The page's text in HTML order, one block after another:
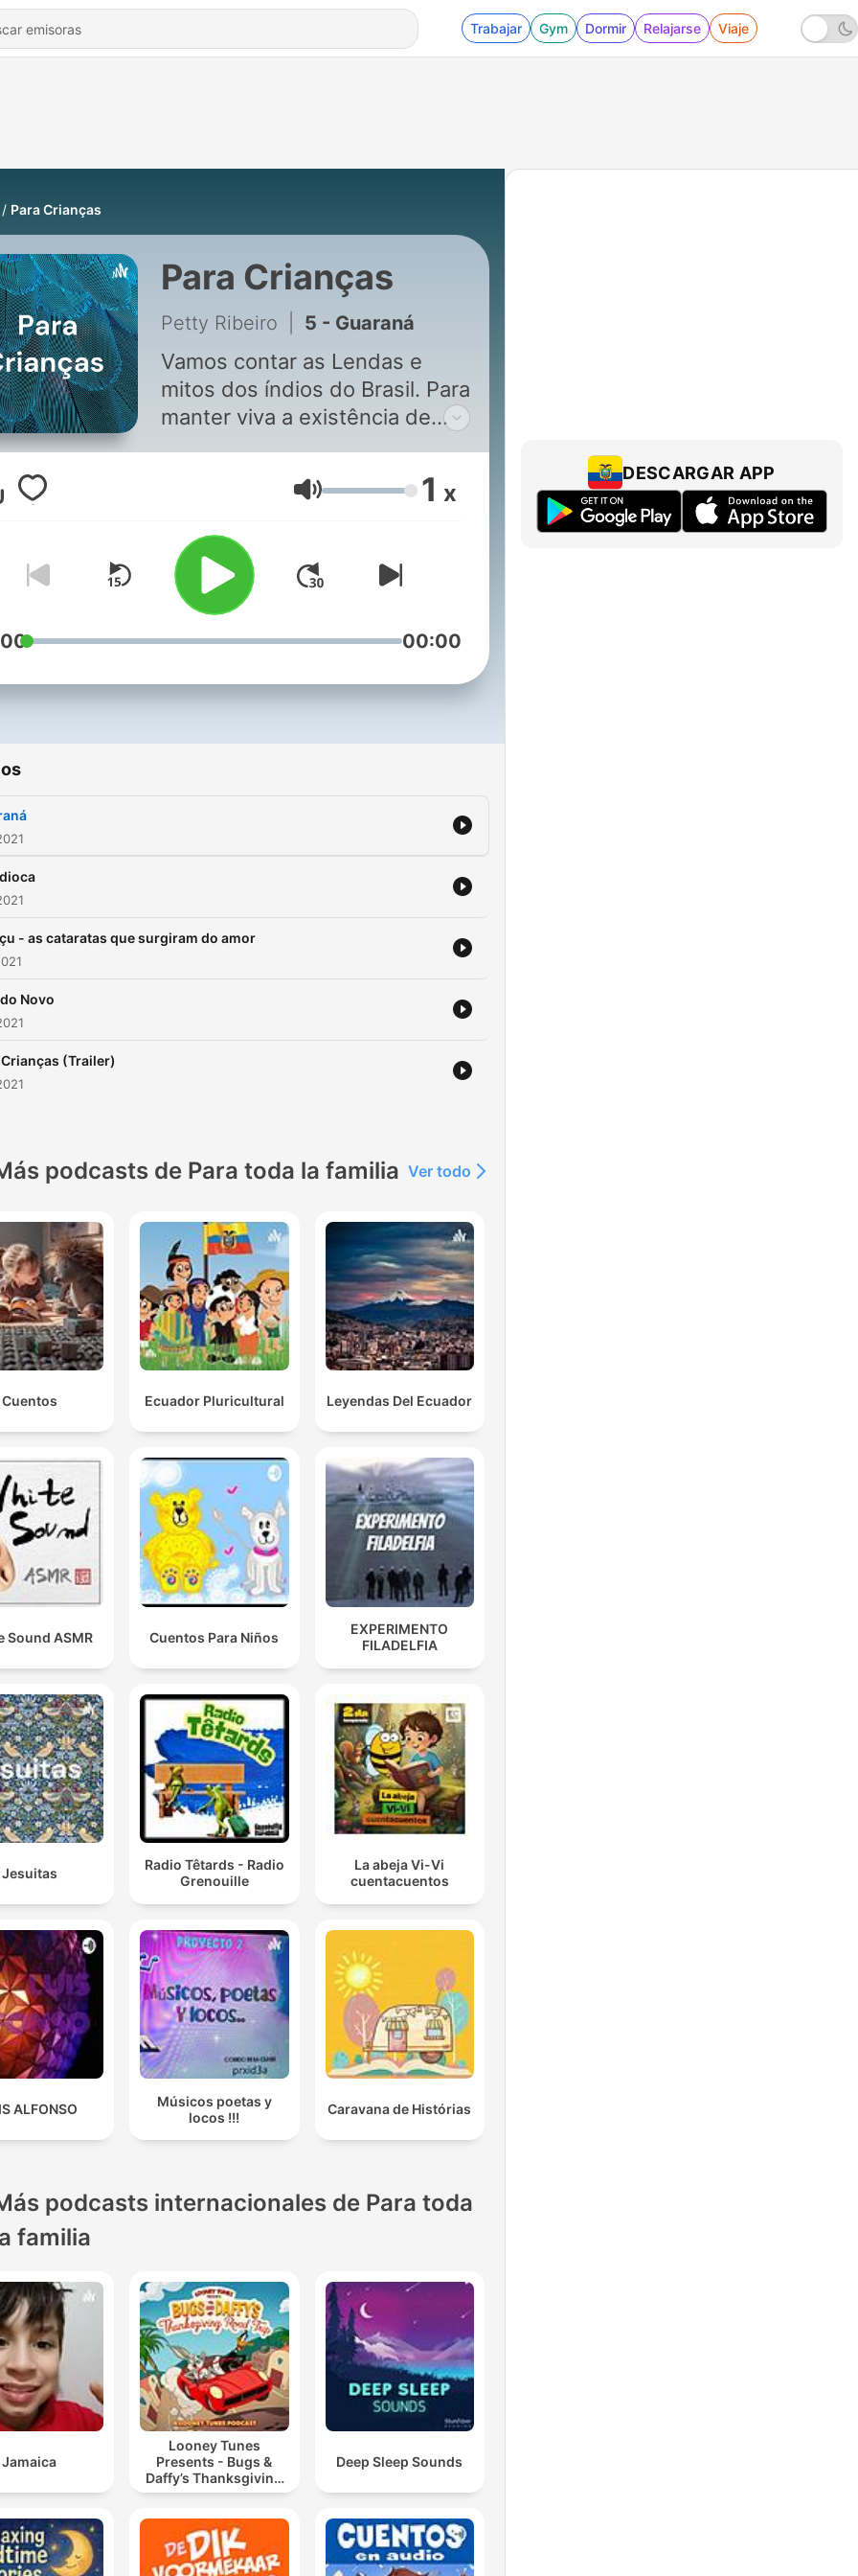
Trabajar Gym Dormir Relajarse Viaje
Para Crianças
Para Crianças
Petty Ribeiro 5 - Guaraná
Vamos contar as Lendas e
mitos dos índios do Brasil. Para
manter viva a existência de
todas as possíveis.
Volumen 1 x
00:00
- as cataratas que surgiram do amor
Novo
(Trailer)
podcasts de Para toda la familia Ver todo
Cuentos Ecuador Pluricultural Leyendas Del Ecuador
Sound ASMR Cuentos Para Niños
EXPERIMENTO
FILADELFIA
Jesuitas
Radio Têtards - Radio
Grenouille
La abeja Vi-Vi
cuentacuentos
ALFONSO
Músicos poetas y
locos !!!
Caravana de Histórias
podcasts internacionales de Para toda
familia
Jamaica
Looney Tunes
Presents - Bugs &
Daffy’s Thanksgiving
Road Trip
Deep Sleep Sounds
DESCARGAR APP